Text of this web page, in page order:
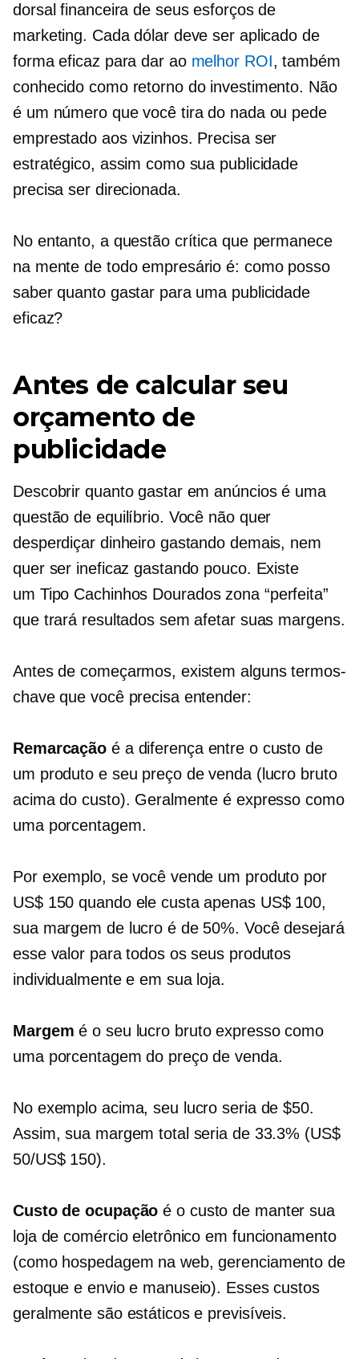
dorsal financeira de seus esforços de
marketing. Cada dólar deve ser aplicado de
forma eficaz para dar ao melhor ROI, também
conhecido como retorno do investimento. Não
é um número que você tira do nada ou pede
emprestado aos vizinhos. Precisa ser
estratégico, assim como sua publicidade
precisa ser direcionada.
No entanto, a questão crítica que permanece
na mente de todo empresário é: como posso
saber quanto gastar para uma publicidade
eficaz?
Antes de calcular seu
orçamento de
publicidade
Descobrir quanto gastar em anúncios é uma
questão de equilíbrio. Você não quer
desperdiçar dinheiro gastando demais, nem
quer ser ineficaz gastando pouco. Existe
um Tipo Cachinhos Douradoszona “perfeita”
que trará resultados sem afetar suas margens.
Antes de começarmos, existem alguns termos-
chave que você precisa entender:
Remarcação é a diferença entre o custo de
um produto e seu preço de venda (lucro bruto
acima do custo). Geralmente é expresso como
uma porcentagem.
Por exemplo, se você vende um produto por
US$ 150 quando ele custa apenas US$ 100,
sua margem de lucro é de 50%. Você desejará
esse valor para todos os seus produtos
individualmente e em sua loja.
Margem é o seu lucro bruto expresso como
uma porcentagem do preço de venda.
No exemplo acima, seu lucro seria de $50.
Assim, sua margem total seria de 33.3% (US$
50/US$ 150).
Custo de ocupação é o custo de manter sua
loja de comércio eletrônico em funcionamento
(como hospedagem na web, gerenciamento de
estoque e envio e manuseio). Esses custos
geralmente são estáticos e previsíveis.